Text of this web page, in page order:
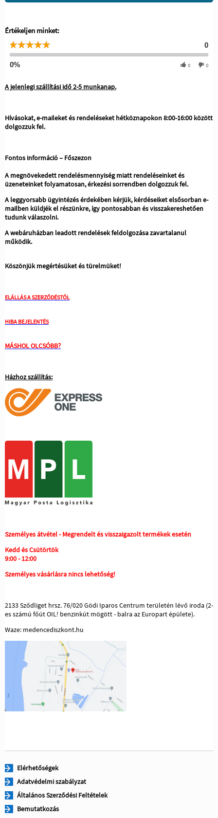
Értékeljen minket:
0
0% 0 0
A jelenlegi szállítási idő 2-5 munkanap.
Hívásokat, e-maileket és rendeléseket hétköznapokon 8:00-16:00 között
dolgozzuk fel.
Fontos információ – Főszezon
A megnövekedett rendelésmennyiség miatt rendeléseinket és
üzeneteinket folyamatosan, érkezési sorrendben dolgozzuk fel.
A leggyorsabb ügyintézés érdekében kérjük, kérdéseiket elsősorban e-
mailben küldjék el részünkre, így pontosabban és visszakereshetően
tudunk válaszolni.
A webáruházban leadott rendelések feldolgozása zavartalanul
működik.
Köszönjük megértésüket és türelmüket!
ELÁLLÁS A SZERZŐDÉSTŐL
HIBA BEJELENTÉS
MÁSHOL OLCSÓBB?
Házhoz szállítás:
Személyes átvétel - Megrendelt és visszaigazolt termékek esetén
Kedd és Csütörtök
9:00 - 12:00
Személyes vásárlásra nincs lehetőség!
2133 Sződliget hrsz. 76/020 Gödi Iparos Centrum területén lévő iroda (2-
es számú főút OIL! benzinkút mögött - balra az Europart épülete).
Waze: medencediszkont.hu
Elérhetőségek
Adatvédelmi szabályzat
Általános Szerződési Feltételek
Bemutatkozás